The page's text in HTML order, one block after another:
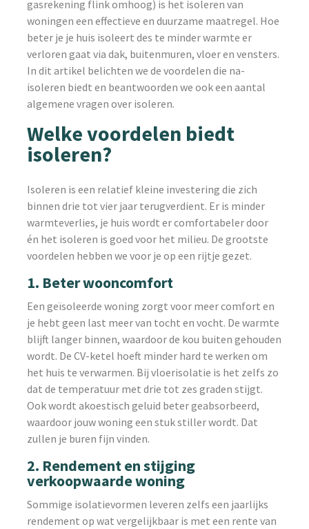
gasrekening flink omhoog) is het isoleren van
woningen een effectieve en duurzame maatregel. Hoe
beter je je huis isoleert des te minder warmte er
verloren gaat via dak, buitenmuren, vloer en vensters.
In dit artikel belichten we de voordelen die na-
isoleren biedt en beantwoorden we ook een aantal
algemene vragen over isoleren.
Welke voordelen biedt
isoleren?
Isoleren is een relatief kleine investering die zich
binnen drie tot vier jaar terugverdient. Er is minder
warmteverlies, je huis wordt er comfortabeler door
én het isoleren is goed voor het milieu. De grootste
voordelen hebben we voor je op een rijtje gezet.
1. Beter wooncomfort
Een geïsoleerde woning zorgt voor meer comfort en
je hebt geen last meer van tocht en vocht. De warmte
blijft langer binnen, waardoor de kou buiten gehouden
wordt. De CV-ketel hoeft minder hard te werken om
het huis te verwarmen. Bij vloerisolatie is het zelfs zo
dat de temperatuur met drie tot zes graden stijgt.
Ook wordt akoestisch geluid beter geabsorbeerd,
waardoor jouw woning een stuk stiller wordt. Dat
zullen je buren fijn vinden.
2. Rendement en stijging
verkoopwaarde woning
Sommige isolatievormen leveren zelfs een jaarlijks
rendement op wat vergelijkbaar is met een rente van